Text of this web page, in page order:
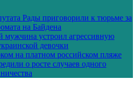
Рады приговорили к тюрьме за
на Байдена
мужчина устроил агрессивную
девочки
на платном российском пляже
о росте случаев одного